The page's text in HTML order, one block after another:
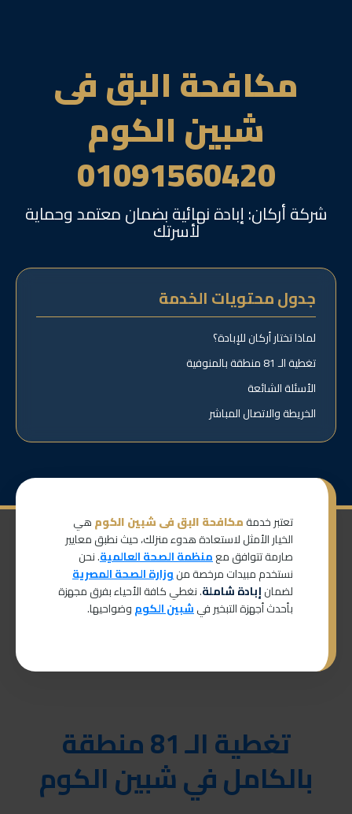
مكافحة البق فى
شبين الكوم
01091560420
شركة أركان: إبادة نهائية بضمان معتمد وحماية
لأسرتك
جدول محتويات الخدمة
لماذا تختار أركان للإبادة؟
تغطية الـ 81 منطقة بالمنوفية
الأسئلة الشائعة
الخريطة والاتصال المباشر
تعتبر خدمةمكافحة البق فى شبين الكومهي
الخيار الأمثل لاستعادة هدوء منزلك، حيث نطبق معايير
صارمة تتوافق معمنظمة الصحة العالمية. نحن
نستخدم مبيدات مرخصة منوزارة الصحة المصرية
لضمانإبادة شاملة. نغطي كافة الأحياء بفرق مجهزة
بأحدث أجهزة التبخير فيشبين الكوموضواحيها.
تغطية الـ 81 منطقة
بالكامل في شبين الكوم